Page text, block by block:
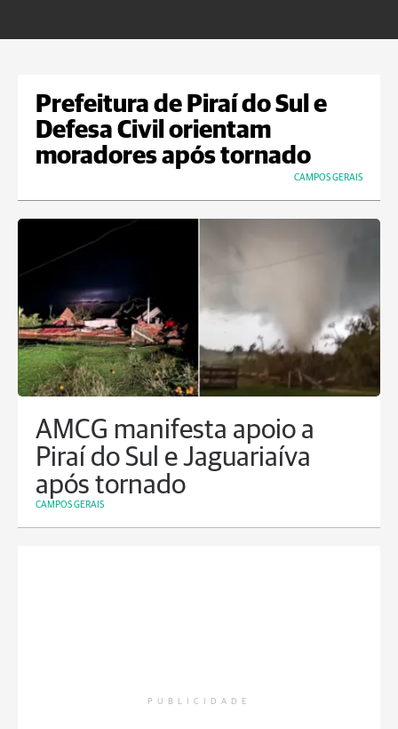
Prefeitura de Piraí do Sul e
Defesa Civil orientam
moradores após tornado
CAMPOS GERAIS
AMCG manifesta apoio a
Piraí do Sul e Jaguariaíva
após tornado
CAMPOS GERAIS
PUBLICIDADE